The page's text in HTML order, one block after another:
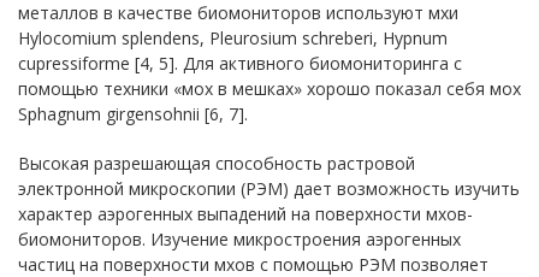
металлов в качестве биомониторов используют мхи
Hylocomium splendens, Pleurosium schreberi, Hypnum
cupressiforme [4, 5]. Для активного биомониторинга с
помощью техники «мох в мешках» хорошо показал себя мох
Sphagnum girgensohnii [6, 7].
Высокая разрешающая способность растровой
электронной микроскопии (РЭМ) дает возможность изучить
характер аэрогенных выпадений на поверхности мхов-
биомониторов. Изучение микростроения аэрогенных
частиц на поверхности мхов с помощью РЭМ позволяет